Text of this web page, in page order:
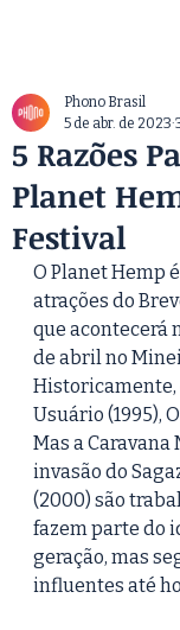
5 Razões
Planet
Festival
Phono Brasil
5 de abr. de 2023
O Planet Hemp
atrações do
que acontecerá
de abril no
Historicamente,
Usuário (1995),
Mas a Caravana
invasão do
(2000) são
fazem parte do
geração, mas
influentes até